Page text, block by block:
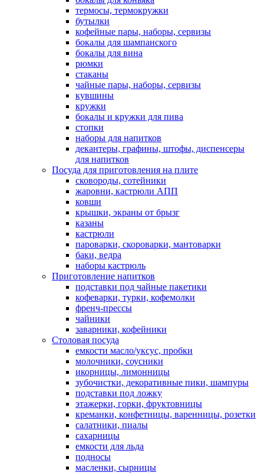
термосы, термокружки
бутылки
кофейные пары, наборы, сервизы
бокалы для шампанского
бокалы для вина
рюмки
стаканы
чайные пары, наборы, сервизы
кувшины
кружки
бокалы и кружки для пива
стопки
наборы для напитков
декантеры, графины, штофы, диспенсеры
для напитков
Посуда для приготовления на плите
сковороды, сотейники
жаровни, кастрюли АПП
ковши
крышки, экраны от брызг
казаны
кастрюли
пароварки, скороварки, мантоварки
баки, ведра
наборы кастрюль
Приготовление напитков
подставки под чайные пакетики
кофеварки, турки, кофемолки
френч-прессы
чайники
заварники, кофейники
Столовая посуда
емкости масло/уксус, пробки
молочники, соусники
икорницы, лимонницы
зубочистки, декоративные пики, шампуры
подставки под ложку
этажерки, горки, фруктовницы
креманки, конфетницы, варенницы, розетки
салатники, пиалы
сахарницы
емкости для льда
подносы
масленки, сырницы